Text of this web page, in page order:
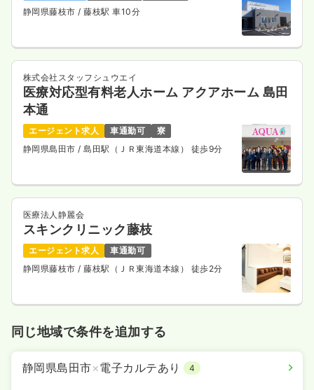
静岡県藤枝市/ 藤枝駅 車10分
株式会社スタッフシュウエイ
医療対応型有料老人ホーム アクアホーム 島田
本通
エージェント求人 車通勤可
寮
静岡県島田市/ 島田駅（ＪＲ東海道本線） 徒歩9分
医療法人静麗会
スキンクリニック藤枝
エージェント求人
車通勤可
静岡県藤枝市/ 藤枝駅（ＪＲ東海道本線） 徒歩2分
同じ地域で条件を追加する
静岡県島田市×電子カルテあり 4